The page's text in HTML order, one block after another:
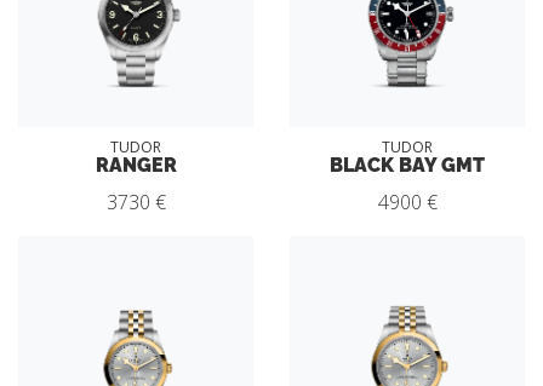
TUDOR
RANGER
3730 €
TUDOR
BLACK BAY GMT
4900 €